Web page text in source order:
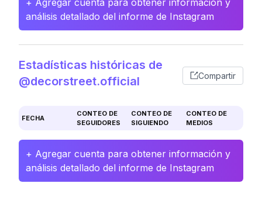
+ Agregar cuenta para obtener información y
análisis detallado del informe de Instagram
Estadísticas históricas de
@decorstreet.official
Compartir
FECHA
CONTEO DE
SEGUIDORES
CONTEO DE
SIGUIENDO
CONTEO DE
MEDIOS
+ Agregar cuenta para obtener información y
análisis detallado del informe de Instagram